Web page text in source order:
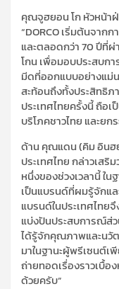
คุณจูฮยอน โก หัวหน้าฝ่
“DORCO เริ่มต้นจาก
และตลอดกว่า 70 ปีที่ผ่
โกน เพื่อมอบประสบก
มีดที่ออกแบบอย่างแม่
สะท้อนถึงทั้งประสิทธิภ
ประเทศไทยครั้งนี้ ถือ
บริโภคชาวไทย และย
ด้าน คุณแดน (คิม อินฮ
ประเทศไทย กล่าวเสริ
หนึ่งของช่วงเวลานี้ ใน
เป็นแบรนด์ที่ผมรู้จักแล
แบรนด์ในประเทศไท
แบ่งปันประสบการณ์ส่ว
ได้รู้จักคุณภาพและนวั
มาในฐานะผู้พรีเซนต์เ
ถ่ายทอดเรื่องราวเบื้อ
ด้วยครับ”